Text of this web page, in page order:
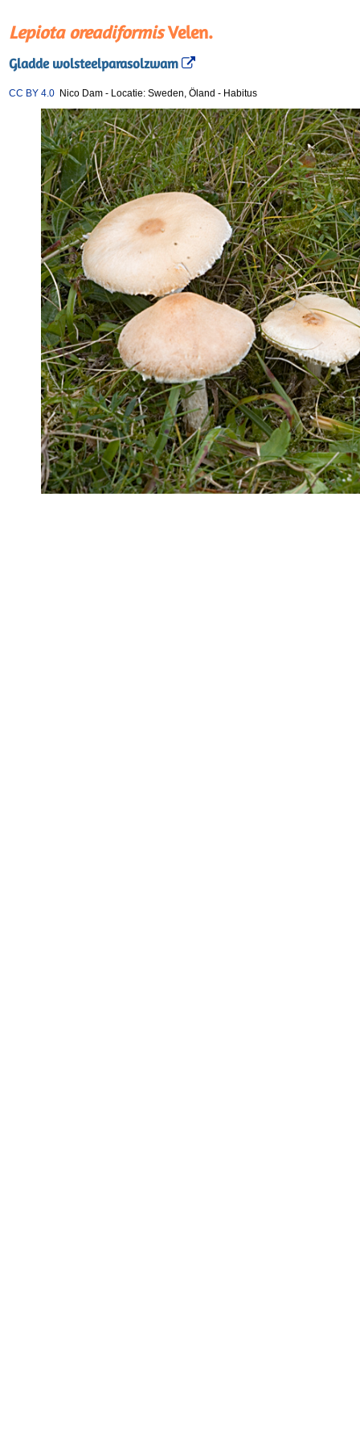
Lepiota oreadiformisVelen.
Gladde wolsteelparasolzwam
CC BY 4.0 Nico Dam - Locatie: Sweden, Öland - Habitus